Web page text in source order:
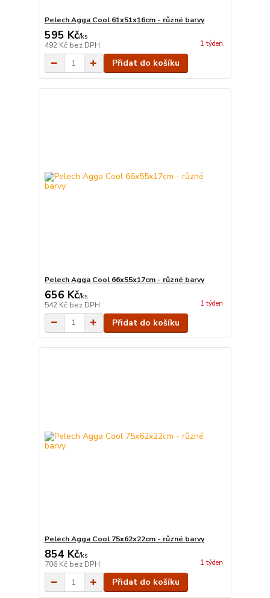
Pelech Agga Cool 61x51x16cm - různé barvy
595 Kč/ks
492 Kč bez DPH 1 týden
Přidat do košíku
Pelech Agga Cool 66x55x17cm - různé barvy
656 Kč/ks
542 Kč bez DPH 1 týden
Přidat do košíku
Pelech Agga Cool 75x62x22cm - různé barvy
854 Kč/ks
706 Kč bez DPH 1 týden
Přidat do košíku